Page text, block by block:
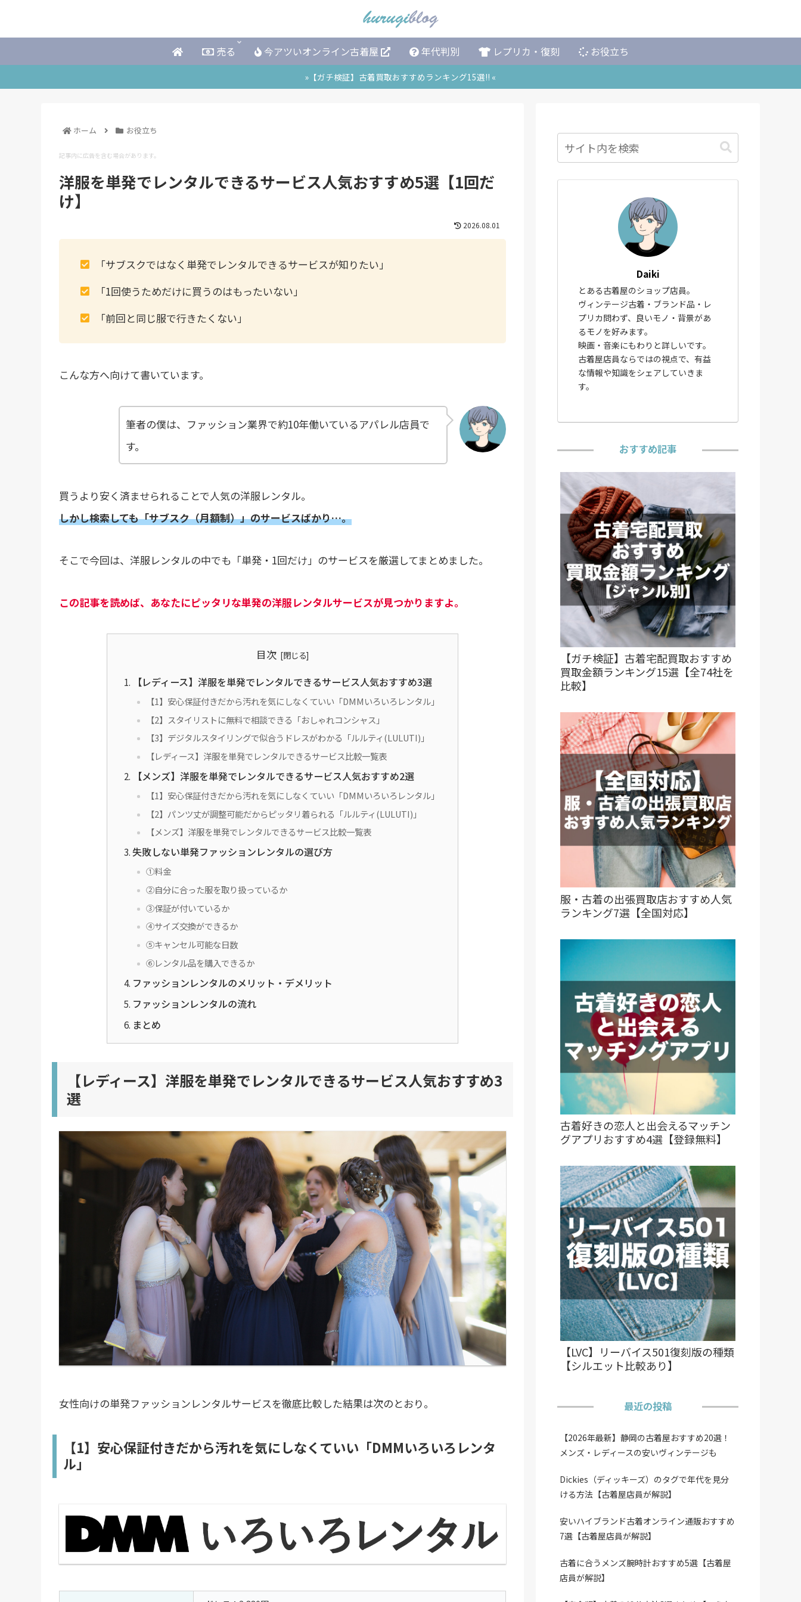
売る 今アツいオンライン古着屋 年代判別 レプリカ・復刻 お役立ち
»【ガチ検証】古着買取おすすめランキング15選!! «
ホーム お役立ち
記事内に広告を含む場合があります。
洋服を単発でレンタルできるサービス人気おすすめ5選【1回だ
け】
2026.08.01
「サブスクではなく単発でレンタルできるサービスが知りたい」
「1回使うためだけに買うのはもったいない」
「前回と同じ服で行きたくない」
こんな方へ向けて書いています。
筆者の僕は、ファッション業界で約10年働いているアパレル店員で
す。
買うより安く済ませられることで人気の洋服レンタル。
しかし検索しても「サブスク（月額制）」のサービスばかり…。
そこで今回は、洋服レンタルの中でも「単発・1回だけ」のサービスを厳選してまとめました。
この記事を読めば、あなたにピッタリな単発の洋服レンタルサービスが見つかりますよ。
目次
【レディース】洋服を単発でレンタルできるサービス人気おすすめ3選
【1】安心保証付きだから汚れを気にしなくていい「DMMいろいろレンタル」
【2】スタイリストに無料で相談できる「おしゃれコンシャス」
【3】デジタルスタイリングで似合うドレスがわかる「ルルティ(LULUTI)」
【レディース】洋服を単発でレンタルできるサービス比較一覧表
【メンズ】洋服を単発でレンタルできるサービス人気おすすめ2選
【1】安心保証付きだから汚れを気にしなくていい「DMMいろいろレンタル」
【2】パンツ丈が調整可能だからピッタリ着られる「ルルティ(LULUTI)」
【メンズ】洋服を単発でレンタルできるサービス比較一覧表
失敗しない単発ファッションレンタルの選び方
①料金
②自分に合った服を取り扱っているか
③保証が付いているか
④サイズ交換ができるか
⑤キャンセル可能な日数
⑥レンタル品を購入できるか
ファッションレンタルのメリット・デメリット
ファッションレンタルの流れ
まとめ
【レディース】洋服を単発でレンタルできるサービス人気おすすめ3
選
女性向けの単発ファッションレンタルサービスを徹底比較した結果は次のとおり。
【1】安心保証付きだから汚れを気にしなくていい「DMMいろいろレンタ
ル」
Daiki
とある古着屋のショップ店員。
ヴィンテージ古着・ブランド品・レ
プリカ問わず、良いモノ・背景があ
るモノを好みます。
映画・音楽にもわりと詳しいです。
古着屋店員ならではの視点で、有益
な情報や知識をシェアしていきま
す。
おすすめ記事
【ガチ検証】古着宅配買取おすすめ
買取金額ランキング15選【全74社を
比較】
服・古着の出張買取店おすすめ人気
ランキング7選【全国対応】
古着好きの恋人と出会えるマッチン
グアプリおすすめ4選【登録無料】
【LVC】リーバイス501復刻版の種類
【シルエット比較あり】
最近の投稿
【2026年最新】静岡の古着屋おすすめ20選！
メンズ・レディースの安いヴィンテージも
Dickies（ディッキーズ）のタグで年代を見分
ける方法【古着屋店員が解説】
安いハイブランド古着オンライン通販おすすめ
7選【古着屋店員が解説】
古着に合うメンズ腕時計おすすめ5選【古着屋
店員が解説】